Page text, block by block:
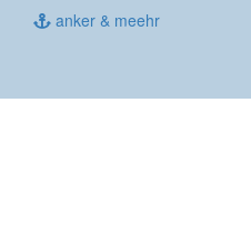
anker & meehr